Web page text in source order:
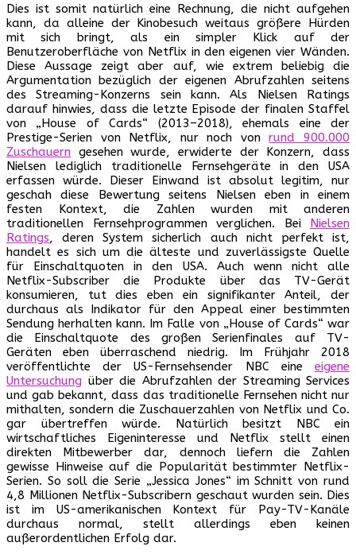
Dies ist somit natürlich eine Rechnung, die nicht aufgehen
kann, da alleine der Kinobesuch weitaus größere Hürden
mit sich bringt, als ein simpler Klick auf der
Benutzeroberfläche von Netflix in den eigenen vier Wänden.
Diese Aussage zeigt aber auf, wie extrem beliebig die
Argumentation bezüglich der eigenen Abrufzahlen seitens
des Streaming-Konzerns sein kann. Als Nielsen Ratings
darauf hinwies, dass die letzte Episode der finalen Staffel
von „House of Cards“ (2013–2018), ehemals eine der
Prestige-Serien von Netflix, nur noch vonrund 900.000
Zuschauern gesehen wurde, erwiderte der Konzern, dass
Nielsen lediglich traditionelle Fernsehgeräte in den USA
erfassen würde. Dieser Einwand ist absolut legitim, nur
geschah diese Bewertung seitens Nielsen eben in einem
festen Kontext, die Zahlen wurden mit anderen
traditionellen Fernsehprogrammen verglichen. Bei Nielsen
Ratings, deren System sicherlich auch nicht perfekt ist,
handelt es sich um die älteste und zuverlässigste Quelle
für Einschaltquoten in den USA. Auch wenn nicht alle
Netflix-Subscriber die Produkte über das TV-Gerät
konsumieren, tut dies eben ein signifikanter Anteil, der
durchaus als Indikator für den Appeal einer bestimmten
Sendung herhalten kann. Im Falle von „House of Cards“ war
die Einschaltquote des großen Serienfinales auf TV-
Geräten eben überraschend niedrig. Im Frühjahr 2018
veröffentlichte der US-Fernsehsender NBC eine eigene
Untersuchung über die Abrufzahlen der Streaming Services
und gab bekannt, dass das traditionelle Fernsehen nicht nur
mithalten, sondern die Zuschauerzahlen von Netflix und Co.
gar übertreffen würde. Natürlich besitzt NBC ein
wirtschaftliches Eigeninteresse und Netflix stellt einen
direkten Mitbewerber dar, dennoch liefern die Zahlen
gewisse Hinweise auf die Popularität bestimmter Netflix-
Serien. So soll die Serie „Jessica Jones“ im Schnitt von rund
4,8 Millionen Netflix-Subscribern geschaut wurden sein. Dies
ist im US-amerikanischen Kontext für Pay-TV-Kanäle
durchaus normal, stellt allerdings eben keinen
außerordentlichen Erfolg dar.